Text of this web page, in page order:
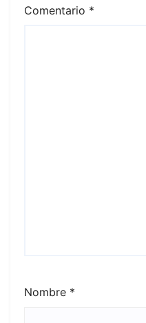
Comentario *
Nombre *